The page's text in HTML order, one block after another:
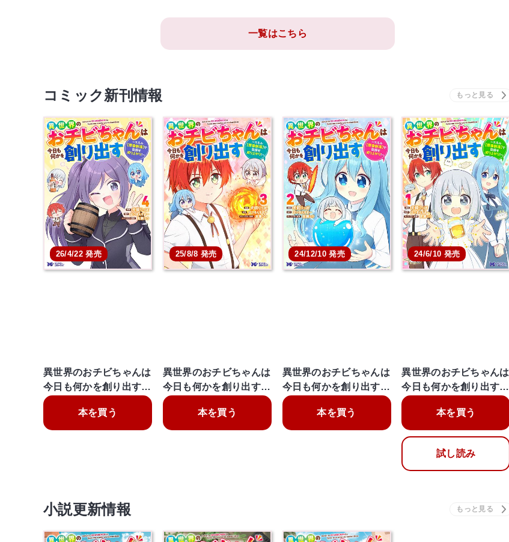
一覧はこちら
コミック新刊情報
26/4/22 発売
異世界のおチビちゃんは
今日も何かを創り出す…
本を買う
25/8/8 発売
異世界のおチビちゃんは
今日も何かを創り出す…
本を買う
24/12/10 発売
異世界のおチビちゃんは
今日も何かを創り出す…
本を買う
24/6/10 発売
異世界のおチビちゃんは
今日も何かを創り出す…
本を買う
試し読み
小説更新情報